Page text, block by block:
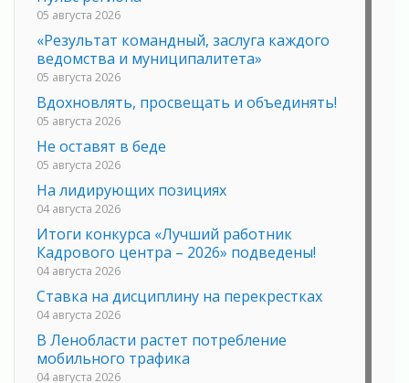
05 августа 2026
«Результат командный, заслуга каждого
ведомства и муниципалитета»
05 августа 2026
Вдохновлять, просвещать и объединять!
05 августа 2026
Не оставят в беде
05 августа 2026
На лидирующих позициях
04 августа 2026
Итоги конкурса «Лучший работник
Кадрового центра – 2026» подведены!
04 августа 2026
Ставка на дисциплину на перекрестках
04 августа 2026
В Ленобласти растет потребление
мобильного трафика
04 августа 2026